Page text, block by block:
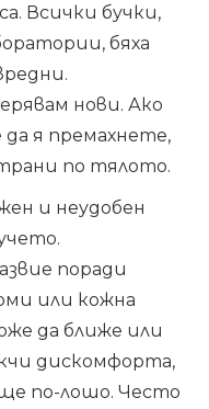
Всички бучки,
бяха
нови. Ако
да я премахнете,
по тялото.
и неудобен
поради
или кожна
да ближе или
дискомфорта,
по-лошо. Често